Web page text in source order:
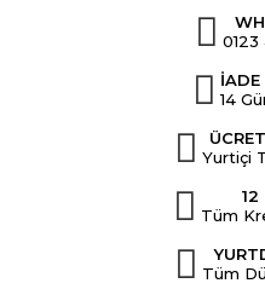
İADE
14
Yurtiçi
12
Tüm
Tüm